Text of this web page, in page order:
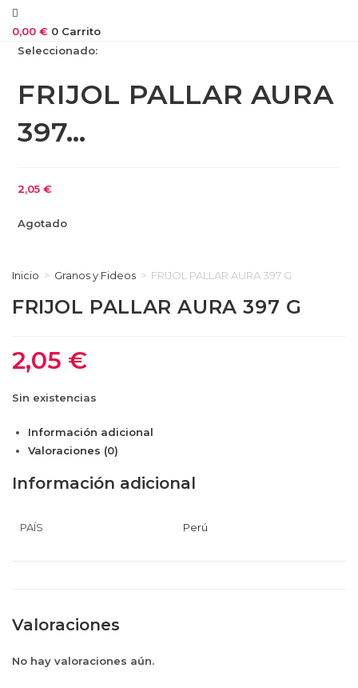
0,00 € 0 Carrito
Seleccionado:
FRIJOL PALLAR AURA
397…
2,05€
Agotado
Inicio > Granos y Fideos > FRIJOL PALLAR AURA 397 G
FRIJOL PALLAR AURA 397 G
2,05 €
Sin existencias
Información adicional
Valoraciones (0)
Información adicional
PAÍS Perú
Valoraciones
No hay valoraciones aún.